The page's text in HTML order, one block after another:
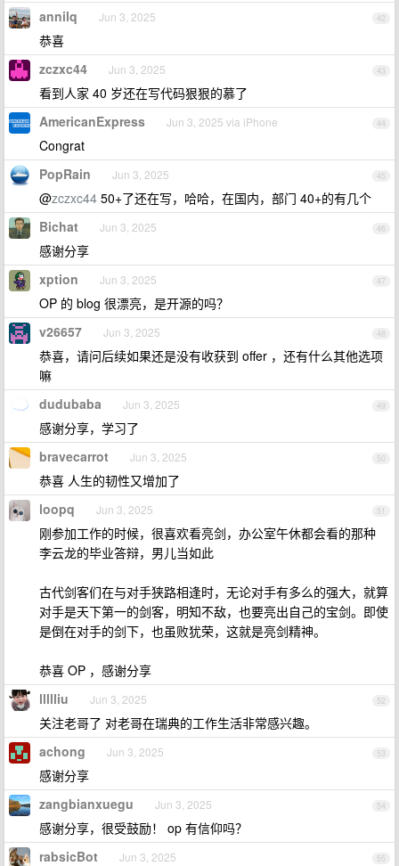
42
annilq Jun 3, 2025
恭喜
43
zczxc44 Jun 3, 2025
看到人家 40 岁还在写代码狠狠的慕了
44
AmericanExpress Jun 3, 2025 via iPhone
Congrat
45
PopRain Jun 3, 2025
@zczxc44 50+了还在写，哈哈，在国内，部门 40+的有几个
46
Bichat Jun 3, 2025
感谢分享
47
xption Jun 3, 2025
OP 的 blog 很漂亮，是开源的吗？
48
v26657 Jun 3, 2025
恭喜，请问后续如果还是没有收获到 offer ，还有什么其他选项
嘛
49
dudubaba Jun 3, 2025
感谢分享，学习了
50
bravecarrot Jun 3, 2025
恭喜 人生的韧性又增加了
51
loopq Jun 3, 2025
刚参加工作的时候，很喜欢看亮剑，办公室午休都会看的那种
李云龙的毕业答辩，男儿当如此
古代剑客们在与对手狭路相逢时，无论对手有多么的强大，就算
对手是天下第一的剑客，明知不敌，也要亮出自己的宝剑。即使
是倒在对手的剑下，也虽败犹荣，这就是亮剑精神。
恭喜 OP ，感谢分享
52
llllliu Jun 3, 2025
关注老哥了 对老哥在瑞典的工作生活非常感兴趣。
53
achong Jun 3, 2025
感谢分享
54
zangbianxuegu Jun 3, 2025
感谢分享，很受鼓励！ op 有信仰吗？
55
rabsicBot Jun 3, 2025